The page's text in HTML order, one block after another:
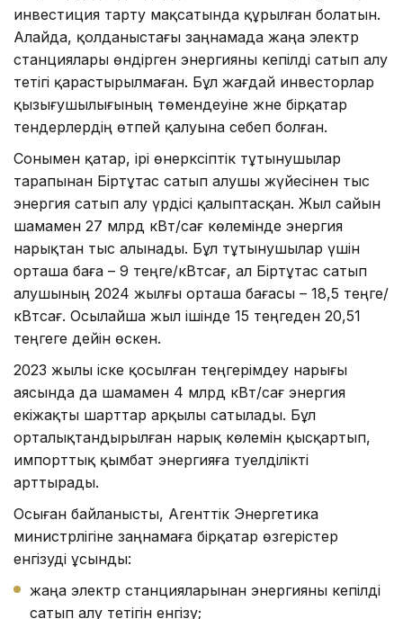
инвестиция тарту мақсатында құрылған болатын.
Алайда, қолданыстағы заңнамада жаңа электр
станциялары өндірген энергияны кепілді сатып алу
тетігі қарастырылмаған. Бұл жағдай инвесторлар
қызығушылығының төмендеуіне және бірқатар
тендерлердің өтпей қалуына себеп болған.
Сонымен қатар, ірі өнеркәсіптік тұтынушылар
тарапынан Біртұтас сатып алушы жүйесінен тыс
энергия сатып алу үрдісі қалыптасқан. Жыл сайын
шамамен 27 млрд кВт/сағ көлемінде энергия
нарықтан тыс алынады. Бұл тұтынушылар үшін
орташа баға – 9 теңге/кВтсағ, ал Біртұтас сатып
алушының 2024 жылғы орташа бағасы – 18,5 теңге/
кВтсағ. Осылайша жыл ішінде 15 теңгеден 20,51
теңгеге дейін өскен.
2023 жылы іске қосылған теңгерімдеу нарығы
аясында да шамамен 4 млрд кВт/сағ энергия
екіжақты шарттар арқылы сатылады. Бұл
орталықтандырылған нарық көлемін қысқартып,
импорттық қымбат энергияға тәуелділікті
арттырады.
Осыған байланысты, Агенттік Энергетика
министрлігіне заңнамаға бірқатар өзгерістер
енгізуді ұсынды:
жаңа электр станцияларынан энергияны кепілді
сатып алу тетігін енгізу;